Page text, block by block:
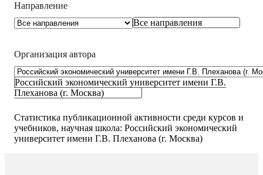
Направление
Все направления
Организация автора
Российский экономический университет имени Г.В.
Плеханова (г. Москва)
Статистика публикационной активности среди курсов и
учебников, научная школа: Российский экономический
университет имени Г.В. Плеханова (г. Москва)